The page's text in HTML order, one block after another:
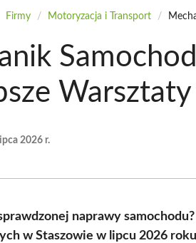
Firmy / Motoryzacja i Transport /
2026 r.
naprawy
w Staszowie w lipcu 2026